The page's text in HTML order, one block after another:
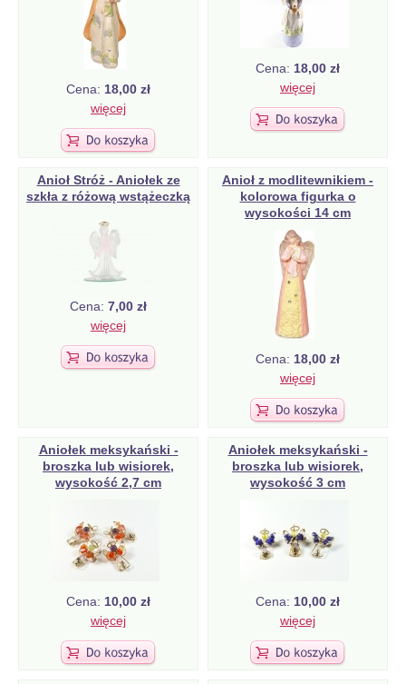
Cena: 18,00 zł
więcej
Cena: 18,00 zł
więcej
Anioł Stróż - Aniołek ze
szkła z różową wstążeczką
Cena: 7,00 zł
więcej
Anioł z modlitewnikiem -
kolorowa figurka o
wysokości 14 cm
Cena: 18,00 zł
więcej
Aniołek meksykański -
broszka lub wisiorek,
wysokość 2,7 cm
Cena: 10,00 zł
więcej
Aniołek meksykański -
broszka lub wisiorek,
wysokość 3 cm
Cena: 10,00 zł
więcej